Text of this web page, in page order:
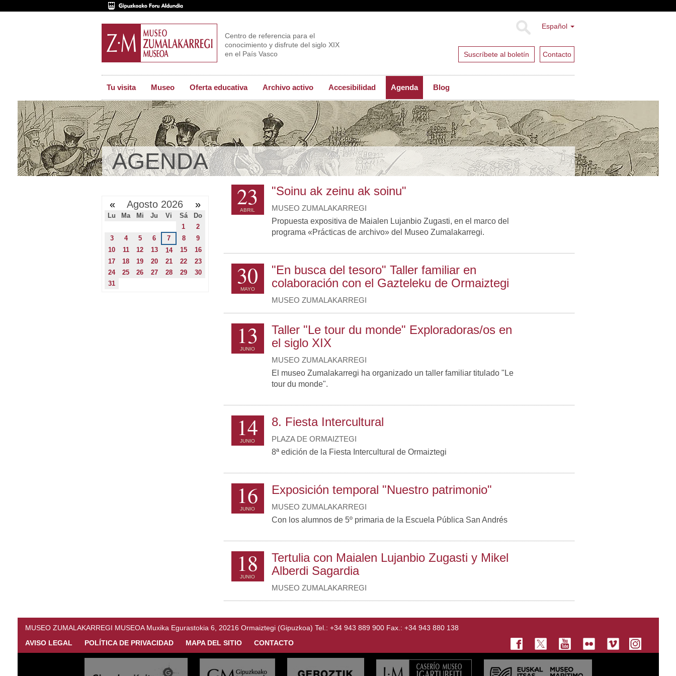
Español
Suscríbete al boletín Contacto
Centro de referencia para el
conocimiento y disfrute del siglo XIX
en el País Vasco
Tu visita Museo Oferta educativa Archivo activo Accesibilidad Agenda Blog
AGENDA
23
ABRIL
"Soinu ak zeinu ak soinu"
MUSEO ZUMALAKARREGI
Propuesta expositiva de Maialen Lujanbio Zugasti, en el marco del
programa «Prácticas de archivo» del Museo Zumalakarregi.
30
MAYO
"En busca del tesoro" Taller familiar en
colaboración con el Gazteleku de Ormaiztegi
MUSEO ZUMALAKARREGI
13
JUNIO
Taller "Le tour du monde" Exploradoras/os en
el siglo XIX
MUSEO ZUMALAKARREGI
El museo Zumalakarregi ha organizado un taller familiar titulado "Le
tour du monde".
14
JUNIO
8. Fiesta Intercultural
PLAZA DE ORMAIZTEGI
8ª edición de la Fiesta Intercultural de Ormaiztegi
16
JUNIO
Exposición temporal "Nuestro patrimonio"
MUSEO ZUMALAKARREGI
Con los alumnos de 5º primaria de la Escuela Pública San Andrés
18
JUNIO
Tertulia con Maialen Lujanbio Zugasti y Mikel
Alberdi Sagardia
MUSEO ZUMALAKARREGI
« Agosto 2026 »
Lu Ma Mi Ju Vi Sá
Do
1
2
3
4 5 6 7 8
9
10
11 12 13 14 15
16
17
18 19 20 21 22
23
24
25 26 27 28 29
30
31
MUSEO ZUMALAKARREGI MUSEOA Muxika Egurastokia 6, 20216 Ormaiztegi (Gipuzkoa) Tel.: +34 943 889 900 Fax.: +34 943 880 138
AVISO LEGAL
POLÍTICA DE PRIVACIDAD MAPA DEL SITIO CONTACTO